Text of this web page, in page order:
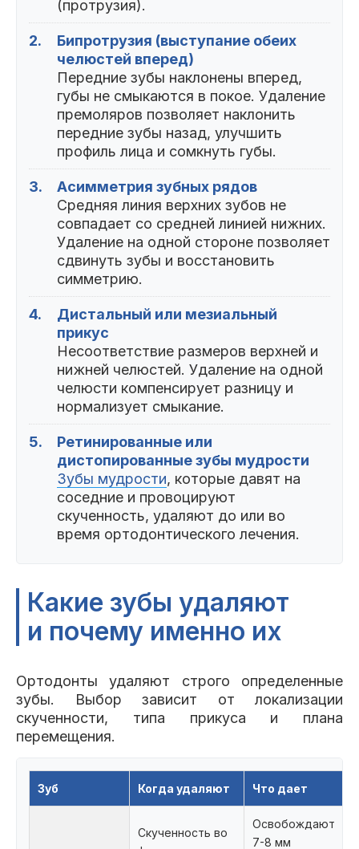
(протрузия).
2.
Бипротрузия (выступание обеих
челюстей вперед)
Передние зубы наклонены вперед,
губы не смыкаются в покое. Удаление
премоляров позволяет наклонить
передние зубы назад, улучшить
профиль лица и сомкнуть губы.
3.
Асимметрия зубных рядов
Средняя линия верхних зубов не
совпадает со средней линией нижних.
Удаление на одной стороне позволяет
сдвинуть зубы и восстановить
симметрию.
4.
Дистальный или мезиальный
прикус
Несоответствие размеров верхней и
нижней челюстей. Удаление на одной
челюсти компенсирует разницу и
нормализует смыкание.
5.
Ретинированные или
дистопированные зубы мудрости
Зубы мудрости, которые давят на
соседние и провоцируют
скученность, удаляют до или во
время ортодонтического лечения.
Какие зубы удаляют
и почему именно их
Ортодонты удаляют строго определенные
зубы. Выбор зависит от локализации
скученности, типа прикуса и плана
перемещения.
Зуб Когда удаляют Что дает
Скученность во
Освобождают
7-8 мм